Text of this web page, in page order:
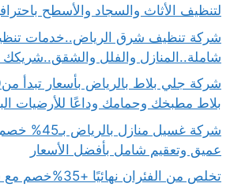
لتنظيف الأثاث والسجاد والأسطح
شركة تنظيف شرق الرياض..خدمات
شاملة..المنازل والفلل والشقق..شريكك
بلاط مطبخك وحمامك وداعًا للأرضيات
شركة غسيل منازل
عميق وتعقيم شامل بأفضل الأسعار
تخلص من الفئران